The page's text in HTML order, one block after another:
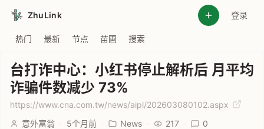
ZhuLink 登录
热门 最新 节点 苗圃 搜索
台打诈中心：小红书停止解析后 月平均
诈骗件数减少 73%
https://www.cna.com.tw/news/aipl/202603080102.aspx
意外富翁 · 5个月前 · News · 217 · 0